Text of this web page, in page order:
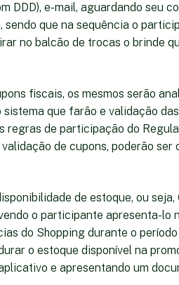
DDD), e-mail, aguardando seu
que na sequência o
no balcão de trocas o brinde
fiscais, os mesmos serão
que farão e validação
regras de participação do
de cupons, poderão ser
de estoque, ou seja,
o participante apresenta-lo
do Shopping durante o
o estoque disponível na
e apresentando um